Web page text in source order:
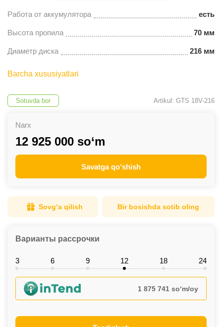
Работа от аккумулятора есть
Высота пропила 70 мм
Диаметр диска 216 мм
Barcha xususiyatlari
Sotuvda bor Artikul: GTS 18V-216
Narx
12 925 000 so‘m
Savatga qo‘shish
Sovg‘a qilish Bir bosishda sotib oling
Варианты рассрочки
3 6 9 12 18 24
1 875 741 so‘m/oy